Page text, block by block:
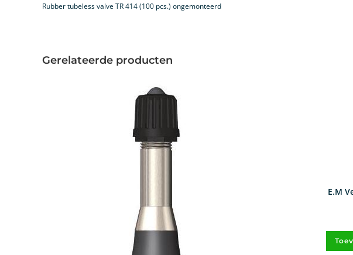
Rubber tubeless valve TR 414 (100 pcs.) ongemonteerd
Gerelateerde producten
E.M